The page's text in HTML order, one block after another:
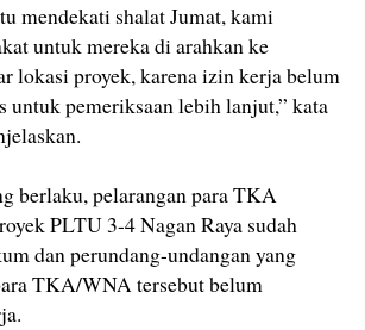
mendekati shalat Jumat, kami
untuk mereka di arahkan ke
lokasi proyek, karena izin kerja belum
untuk pemeriksaan lebih lanjut,” kata
berlaku, pelarangan para TKA
PLTU 3-4 Nagan Raya sudah
dan perundang-undangan yang
TKA/WNA tersebut belum